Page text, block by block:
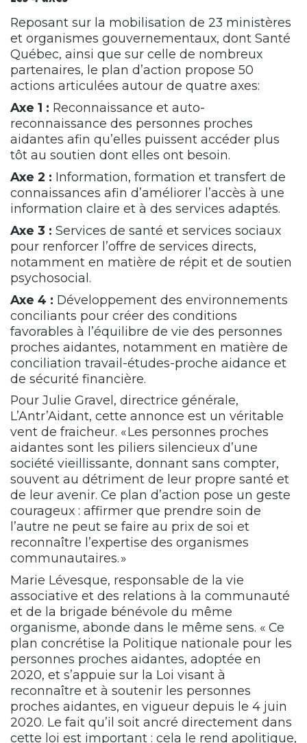
Reposant sur la mobilisation de 23 ministères
et organismes gouvernementaux, dont Santé
Québec, ainsi que sur celle de nombreux
partenaires, le plan d’action propose 50
actions articulées autour de quatre axes:
Axe 1 : Reconnaissance et auto-
reconnaissance des personnes proches
aidantes afin qu’elles puissent accéder plus
tôt au soutien dont elles ont besoin.
Axe 2 : Information, formation et transfert de
connaissances afin d’améliorer l’accès à une
information claire et à des services adaptés.
Axe 3 : Services de santé et services sociaux
pour renforcer l’offre de services directs,
notamment en matière de répit et de soutien
psychosocial.
Axe 4 : Développement des environnements
conciliants pour créer des conditions
favorables à l’équilibre de vie des personnes
proches aidantes, notamment en matière de
conciliation travail-études-proche aidance et
de sécurité financière.
Pour Julie Gravel, directrice générale,
L’Antr’Aidant, cette annonce est un véritable
vent de fraicheur. « Les personnes proches
aidantes sont les piliers silencieux d’une
société vieillissante, donnant sans compter,
souvent au détriment de leur propre santé et
de leur avenir. Ce plan d’action pose un geste
courageux : affirmer que prendre soin de
l’autre ne peut se faire au prix de soi et
reconnaître l’expertise des organismes
communautaires. »
Marie Lévesque, responsable de la vie
associative et des relations à la communauté
et de la brigade bénévole du même
organisme, abonde dans le même sens. « Ce
plan concrétise la Politique nationale pour les
personnes proches aidantes, adoptée en
2020, et s’appuie sur la Loi visant à
reconnaître et à soutenir les personnes
proches aidantes, en vigueur depuis le 4 juin
2020. Le fait qu’il soit ancré directement dans
cette loi est important : cela le rend apolitique,